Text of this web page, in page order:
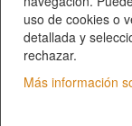
uso de cookies o
detallada y
rechazar.
Más información
Inici
Qui som?|